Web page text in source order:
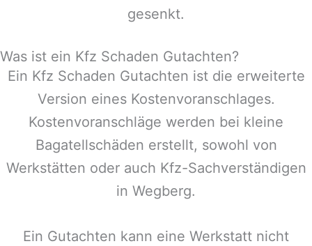
gesenkt.
Was ist ein Kfz Schaden Gutachten?
Ein Kfz Schaden Gutachten ist die erweiterte
Version eines Kostenvoranschlages.
Kostenvoranschläge werden bei kleine
Bagatellschäden erstellt, sowohl von
Werkstätten oder auch Kfz-Sachverständigen
in Wegberg.
Ein Gutachten kann eine Werkstatt nicht